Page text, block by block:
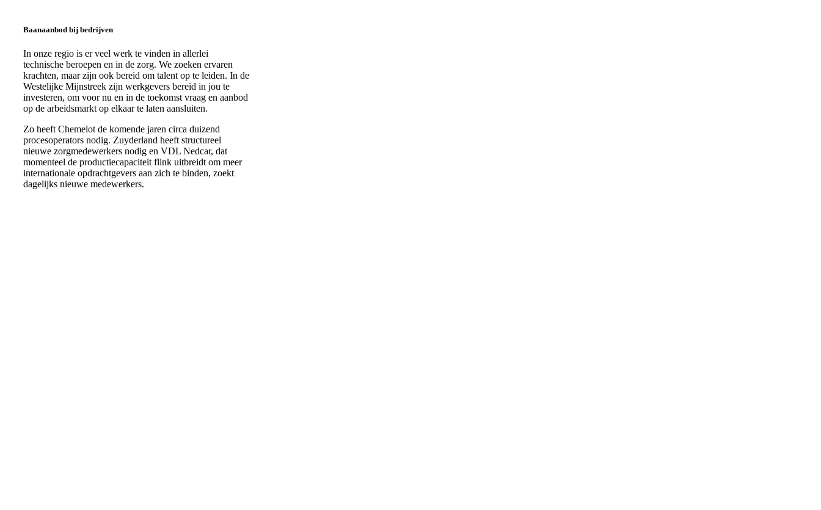
Baanaanbod bij bedrijven
In onze regio is er veel werk te vinden in allerlei
technische beroepen en in de zorg. We zoeken ervaren
krachten, maar zijn ook bereid om talent op te leiden. In de
Westelijke Mijnstreek zijn werkgevers bereid in jou te
investeren, om voor nu en in de toekomst vraag en aanbod
op de arbeidsmarkt op elkaar te laten aansluiten.
Zo heeft Chemelot de komende jaren circa duizend
procesoperators nodig. Zuyderland heeft structureel
nieuwe zorgmedewerkers nodig en VDL Nedcar, dat
momenteel de productiecapaciteit flink uitbreidt om meer
internationale opdrachtgevers aan zich te binden, zoekt
dagelijks nieuwe medewerkers.